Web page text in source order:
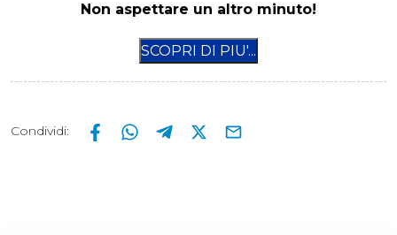
Non aspettare un altro minuto!
Condividi: